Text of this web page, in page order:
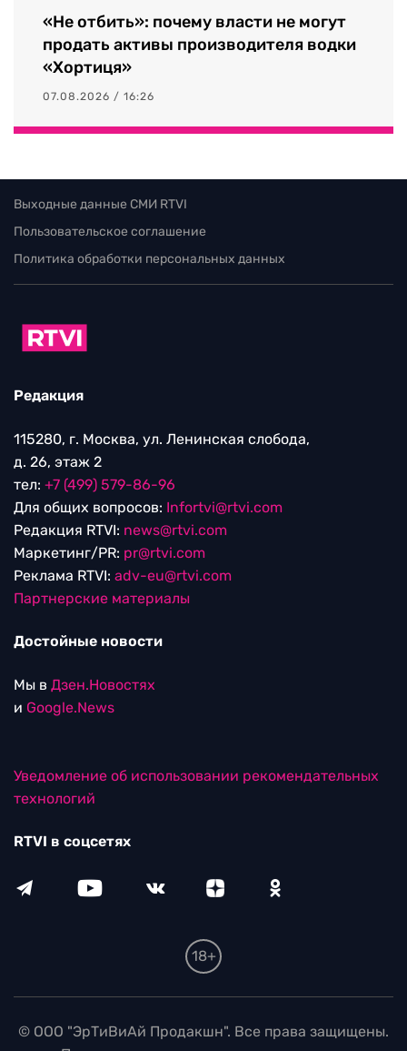
«Не отбить»: почему власти не могут
продать активы производителя водки
«Хортиця»
07.08.2026 / 16:26
Выходные данные СМИ RTVI
Пользовательское соглашение
Политика обработки персональных данных
Редакция
115280, г. Москва, ул. Ленинская слобода,
д. 26, этаж 2
тел: +7 (499) 579-86-96
Для общих вопросов: Infortvi@rtvi.com
Редакция RTVI: news@rtvi.com
Маркетинг/PR: pr@rtvi.com
Реклама RTVI: adv-eu@rtvi.com
Партнерские материалы
Достойные новости
Мы в Дзен.Новостях
и Google.News
Уведомление об использовании рекомендательных
технологий
RTVI в соцсетях
18+
© ООО "ЭрТиВиАй Продакшн". Все права защищены.